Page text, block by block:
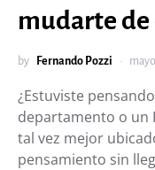
mudarte de
by Fernando Pozzi
¿Estuviste
departamento o un
tal vez mejor
pensamiento sin